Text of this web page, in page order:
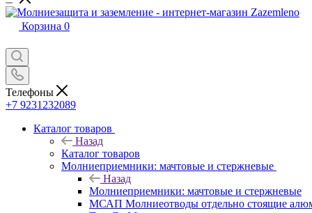
Корзина 0
Телефоны
+7 9231232089
Каталог товаров
Назад
Каталог товаров
Молниеприемники: мачтовые и стержневые
Назад
Молниеприемники: мачтовые и стержневые
МСАП Молниеотводы отдельно стоящие